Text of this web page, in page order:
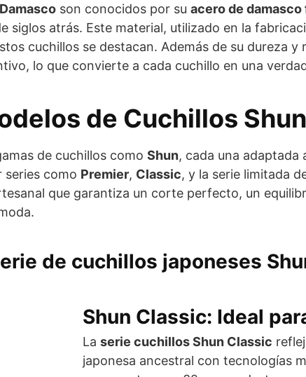
son conocidos por su acero de damasco
siglos atrás. Este material, utilizado en la
cuchillos se destacan. Además de su dureza y
lo que convierte a cada cuchillo en una
de Cuchillos
de cuchillos como Shun, cada una adaptada
series como Premier, Classic, y la serie limitada
que garantiza un corte perfecto, un
de cuchillos japoneses
Shun Classic: Ideal
La serie cuchillos Shun Classic
japonesa ancestral con tecnologías